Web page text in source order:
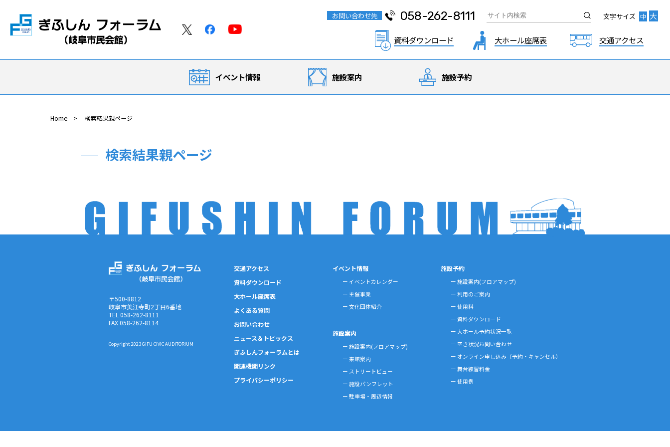
お問い合わせ先 058-262-8111 文字サイズ 中 大
資料ダウンロード 大ホール座席表 交通アクセス
イベント情報 施設案内 施設予約
Home 検索結果親ページ
検索結果親ページ
〒500-8812
岐阜市美江寺町2丁目6番地
TEL 058-262-8111
FAX 058-262-8114
Copyright 2023 GIFU CIVIC AUDITORIUM
交通アクセス
資料ダウンロード
大ホール座席表
よくある質問
お問い合わせ
ニュース＆トピックス
ぎふしんフォーラムとは
関連機関リンク
プライバシーポリシー
イベント情報
イベントカレンダー
主催事業
文化団体紹介
施設案内
施設案内(フロアマップ)
来館案内
ストリートビュー
施設パンフレット
駐車場・周辺情報
施設予約
施設案内(フロアマップ)
利用のご案内
使用料
資料ダウンロード
大ホール予約状況一覧
空き状況お問い合わせ
オンライン申し込み （予約・キャンセル）
舞台練習料金
使用例